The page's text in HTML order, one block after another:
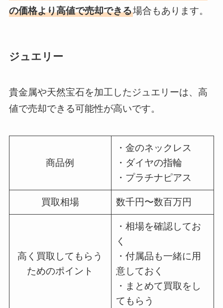
の価格より高値で売却できる場合もあります。
ジュエリー
貴金属や天然宝石を加工したジュエリーは、高
値で売却できる可能性が高いです。
商品例
・金のネックレス
・ダイヤの指輪
・プラチナピアス
買取相場 数千円〜数百万円
高く買取してもらう
ためのポイント
・相場を確認してお
く
・付属品も一緒に用
意しておく
・まとめて買取をし
てもらう